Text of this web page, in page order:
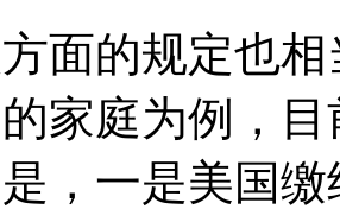
面的规定也
家庭为例，
，一是美国